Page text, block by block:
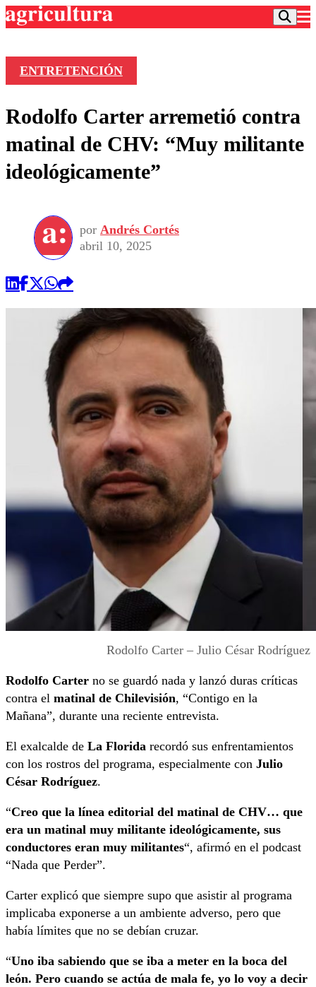
Frecuencias
Agricultura TV
Deportes
Colo Colo
Seleccion Chilena
Torneo Internacional
Universidad de Chile
Entretención
Economía
Internacional
Sustentabilidad
Publicaciones en medios
Opinión
ENTRETENCIÓN
Rodolfo Carter arremetió contra
matinal de CHV: “Muy militante
ideológicamente”
por Andrés Cortés
abril 10, 2025
Rodolfo Carter – Julio César Rodríguez
Rodolfo Carter no se guardó nada y lanzó duras críticas
contra el matinal de Chilevisión, “Contigo en la
Mañana”, durante una reciente entrevista.
El exalcalde de La Florida recordó sus enfrentamientos
con los rostros del programa, especialmente con Julio
César Rodríguez.
“Creo que la línea editorial del matinal de CHV… que
era un matinal muy militante ideológicamente, sus
conductores eran muy militantes“, afirmó en el podcast
“Nada que Perder”.
Carter explicó que siempre supo que asistir al programa
implicaba exponerse a un ambiente adverso, pero que
había límites que no se debían cruzar.
“Uno iba sabiendo que se iba a meter en la boca del
león. Pero cuando se actúa de mala fe, yo lo voy a decir